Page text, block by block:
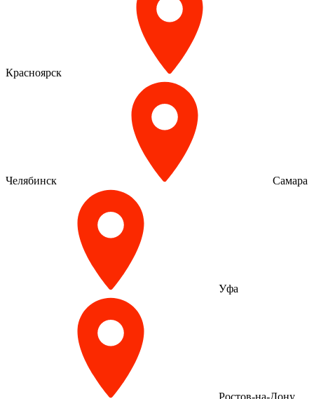
Красноярск
Челябинск Самара
Уфа
Ростов-на-Дону